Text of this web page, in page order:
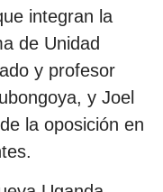
integran la
de Unidad
y profesor
y Joel
la oposición en